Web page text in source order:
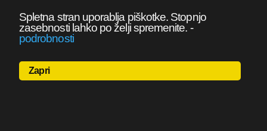
Spletna stran uporablja piškotke. Stopnjo
zasebnosti lahko po želji spremenite. -
podrobnosti
Zapri